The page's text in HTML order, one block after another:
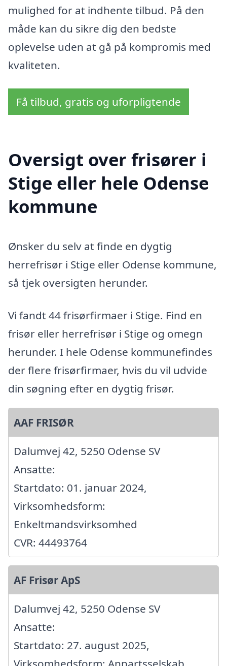
mulighed for at indhente tilbud. På den
måde kan du sikre dig den bedste
oplevelse uden at gå på kompromis med
kvaliteten.
Få tilbud, gratis og uforpligtende
Oversigt over frisører i
Stige eller hele Odense
kommune
Ønsker du selv at finde en dygtig
herrefrisør i Stige eller Odense kommune,
så tjek oversigten herunder.
Vi fandt 44 frisørfirmaer i Stige. Find en
frisør eller herrefrisør i Stige og omegn
herunder. I hele Odense kommunefindes
der flere frisørfirmaer, hvis du vil udvide
din søgning efter en dygtig frisør.
AAF FRISØR
Dalumvej 42, 5250 Odense SV
Ansatte:
Startdato: 01. januar 2024,
Virksomhedsform:
Enkeltmandsvirksomhed
CVR: 44493764
AF Frisør ApS
Dalumvej 42, 5250 Odense SV
Ansatte:
Startdato: 27. august 2025,